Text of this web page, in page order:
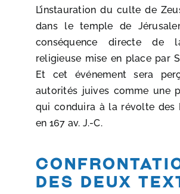
L’instauration du culte de
dans le temple de
conséquence directe de
religieuse mise en place par
Et cet événement sera
autorités juives comme une
qui conduira à la révolte des
en 167 av. J.-C.
des deux